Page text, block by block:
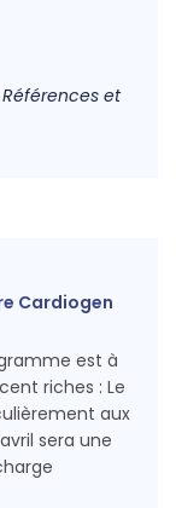
et
Cardiogen
est à
riches : Le
aux
sera une